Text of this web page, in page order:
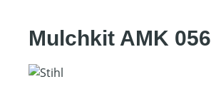
Mulchkit AMK 056